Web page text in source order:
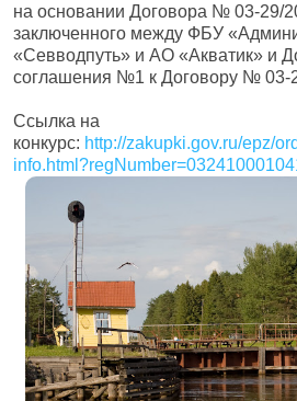
на основании Договора № 03-29/
заключенного между ФБУ
«Севводпуть» и АО «Акватик» и
соглашения №1 к Договору № 03-
Ссылка на
конкурс: http://zakupki.gov.ru/epz/